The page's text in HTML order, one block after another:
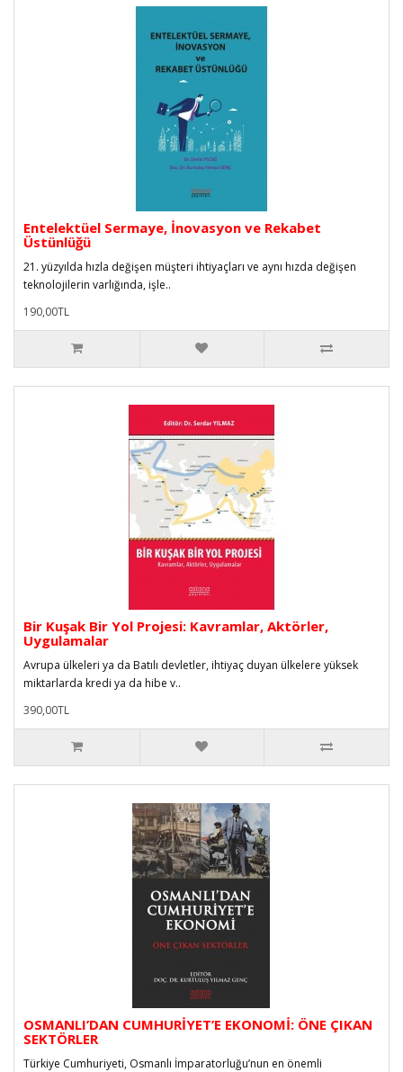
Entelektüel Sermaye, İnovasyon ve Rekabet
Üstünlüğü
21. yüzyılda hızla değişen müşteri ihtiyaçları ve aynı hızda değişen
teknolojilerin varlığında, işle..
190,00TL
Bir Kuşak Bir Yol Projesi: Kavramlar, Aktörler,
Uygulamalar
Avrupa ülkeleri ya da Batılı devletler, ihtiyaç duyan ülkelere yüksek
miktarlarda kredi ya da hibe v..
390,00TL
OSMANLI’DAN CUMHURİYET’E EKONOMİ: ÖNE ÇIKAN
SEKTÖRLER
Türkiye Cumhuriyeti, Osmanlı İmparatorluğu’nun en önemli